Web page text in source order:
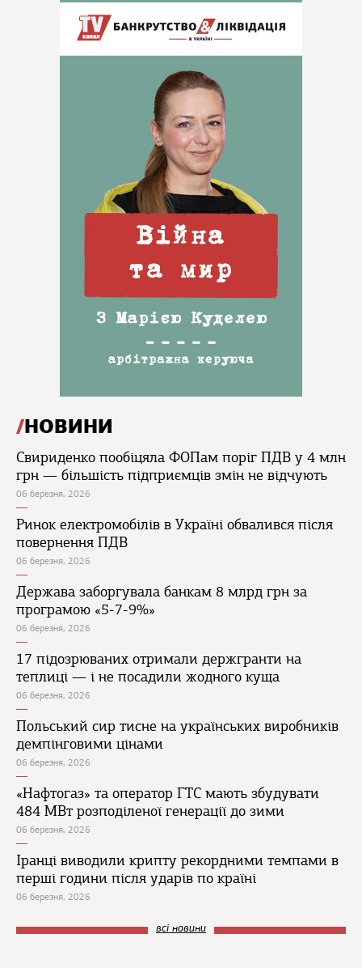
НОВИНИ
Свириденко пообіцяла ФОПам поріг ПДВ у 4 млн
грн — більшість підприємців змін не відчують
06 березня, 2026
Ринок електромобілів в Україні обвалився після
повернення ПДВ
06 березня, 2026
Держава заборгувала банкам 8 млрд грн за
програмою «5-7-9%»
06 березня, 2026
17 підозрюваних отримали держгранти на
теплиці — і не посадили жодного куща
06 березня, 2026
Польський сир тисне на українських виробників
демпінговими цінами
06 березня, 2026
«Нафтогаз» та оператор ГТС мають збудувати
484 МВт розподіленої генерації до зими
06 березня, 2026
Іранці виводили крипту рекордними темпами в
перші години після ударів по країні
06 березня, 2026
всі новини